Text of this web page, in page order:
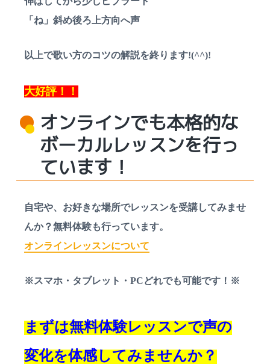
「ね」斜め後ろ上方向へ声
以上で歌い方のコツの解説を終ります!(^^)!
大好評！！
オンラインでも本格的な
ボーカルレッスンを行っ
ています！
自宅や、お好きな場所でレッスンを受講してみませ
んか？無料体験も行っています。
オンラインレッスンについて
※スマホ・タブレット・PCどれでも可能です！※
まずは無料体験レッスンで声の
変化を体感してみませんか？